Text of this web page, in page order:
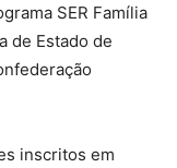
SER Família
de Estado de
inscritos em